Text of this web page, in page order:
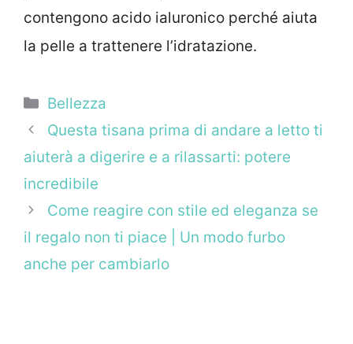
contengono acido ialuronico perché aiuta
la pelle a trattenere l’idratazione.
Categorie
Bellezza
Questa tisana prima di andare a letto ti
aiuterà a digerire e a rilassarti: potere
incredibile
Come reagire con stile ed eleganza se
il regalo non ti piace | Un modo furbo
anche per cambiarlo